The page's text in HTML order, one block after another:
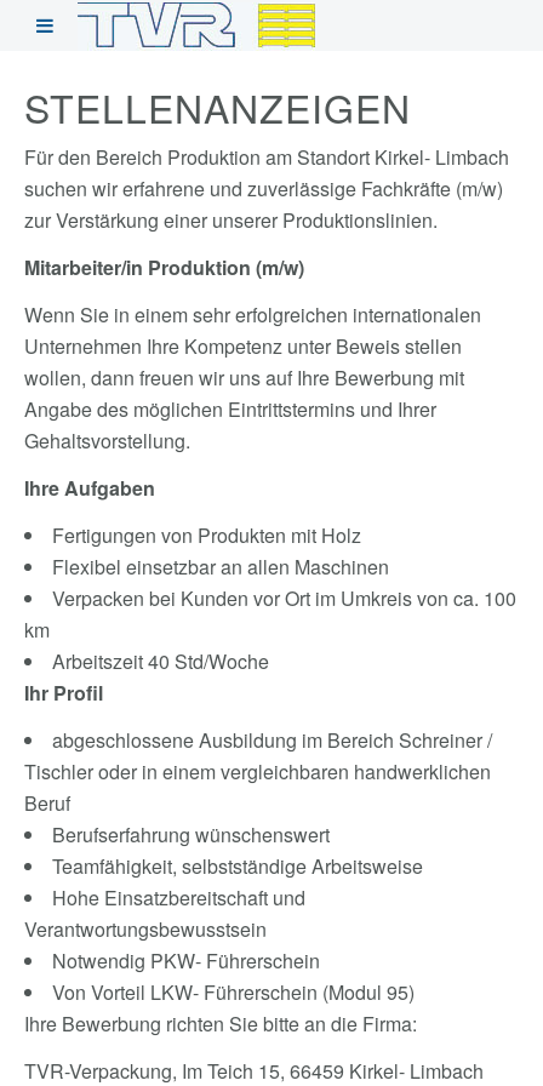
STELLENANZEIGEN
Für den Bereich Produktion am Standort Kirkel- Limbach
suchen wir erfahrene und zuverlässige Fachkräfte (m/w)
zur Verstärkung einer unserer Produktionslinien.
Mitarbeiter/in Produktion (m/w)
Wenn Sie in einem sehr erfolgreichen internationalen
Unternehmen Ihre Kompetenz unter Beweis stellen
wollen, dann freuen wir uns auf Ihre Bewerbung mit
Angabe des möglichen Eintrittstermins und Ihrer
Gehaltsvorstellung.
Ihre Aufgaben
Fertigungen von Produkten mit Holz
Flexibel einsetzbar an allen Maschinen
Verpacken bei Kunden vor Ort im Umkreis von ca. 100
km
Arbeitszeit 40 Std/Woche
Ihr Profil
abgeschlossene Ausbildung im Bereich Schreiner /
Tischler oder in einem vergleichbaren handwerklichen
Beruf
Berufserfahrung wünschenswert
Teamfähigkeit, selbstständige Arbeitsweise
Hohe Einsatzbereitschaft und
Verantwortungsbewusstsein
Notwendig PKW- Führerschein
Von Vorteil LKW- Führerschein (Modul 95)
Ihre Bewerbung richten Sie bitte an die Firma:
TVR-Verpackung, Im Teich 15, 66459 Kirkel- Limbach